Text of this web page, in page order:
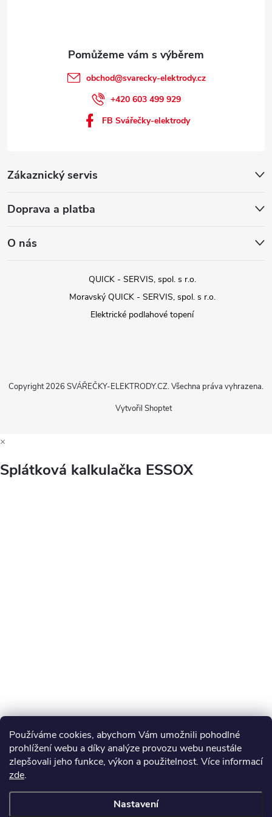
Používáme cookies, abychom Vám umožnili pohodlné
prohlížení webu a díky analýze provozu webu neustále
zlepšovali jeho funkce, výkon a použitelnost. Více informací
zde.
Nastavení
Zákaznický servis
Doprava a platba
O nás
obchod@svarecky-elektrody.cz
+420 603 499 929
FB Svářečky-elektrody
QUICK - SERVIS, spol. s r.o.
Moravský QUICK - SERVIS, spol. s r.o.
Elektrické podlahové topení
Vytvořil Shoptet
Copyright 2026 SVÁŘEČKY-ELEKTRODY.CZ. Všechna práva vyhrazena.
×
Splátková kalkulačka ESSOX